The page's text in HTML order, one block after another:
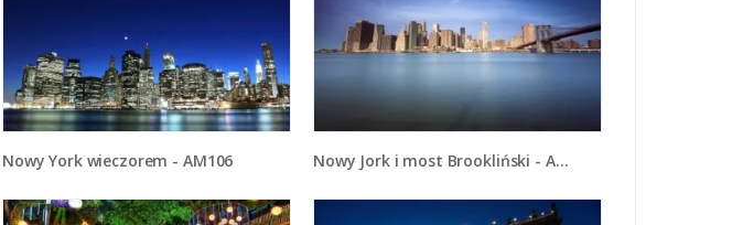
Nowy York wieczorem - AM106 Nowy Jork i most Brookliński - AM351